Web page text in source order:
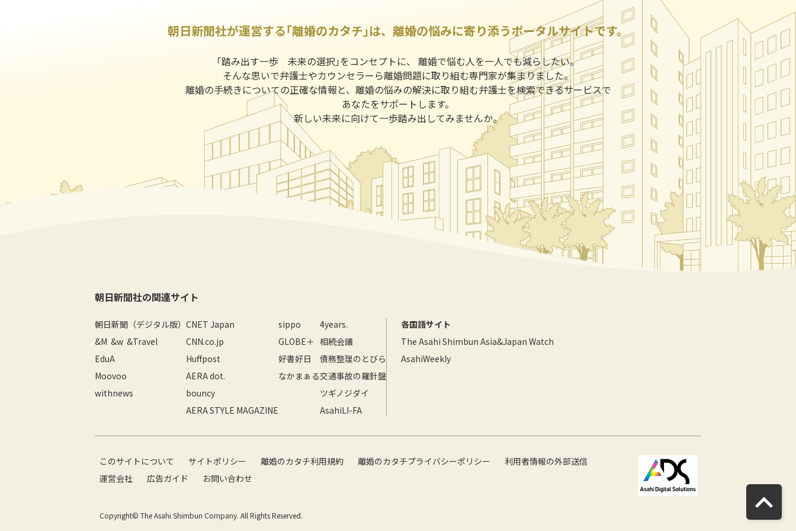
朝日新聞社が運営する｢離婚のカタチ｣は、離婚の悩みに寄り添うポータルサイトです。
｢踏み出す一歩 未来の選択｣をコンセプトに、 離婚で悩む人を一人でも減らしたい。
そんな思いで弁護士やカウンセラーら離婚問題に取り組む専門家が集まりました。
離婚の手続きについての正確な情報と、離婚の悩みの解決に取り組む弁護士を検索できるサービスで
あなたをサポートします。
新しい未来に向けて一歩踏み出してみませんか。
朝日新聞社の関連サイト
朝日新聞（デジタル版）
&M &w &Travel
EduA
Moovoo
withnews
CNET Japan
CNN.co.jp
Huffpost
AERA dot.
bouncy
AERA STYLE MAGAZINE
sippo
GLOBE＋
好書好日
なかまぁる
4years.
相続会議
債務整理のとびら
交通事故の羅針盤
ツギノジダイ
AsahiLI-FA
各国語サイト
The Asahi Shimbun Asia&Japan Watch
AsahiWeekly
このサイトについて サイトポリシー 離婚のカタチ利用規約 離婚のカタチプライバシーポリシー
利用者情報の外部送信
運営会社
広告ガイド お問い合わせ
Copyright© The Asahi Shimbun Company. All Rights Reserved.